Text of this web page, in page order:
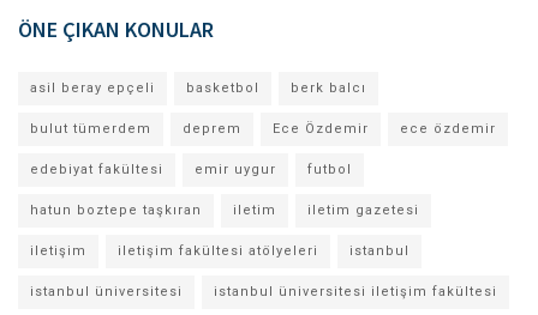
ÖNE ÇIKAN KONULAR
asil beray epçeli basketbol berk balcı
bulut tümerdem deprem Ece Özdemir ece özdemir
edebiyat fakültesi emir uygur futbol
hatun boztepe taşkıran iletim iletim gazetesi
iletişim iletişim fakültesi atölyeleri istanbul
istanbul üniversitesi istanbul üniversitesi iletişim fakültesi